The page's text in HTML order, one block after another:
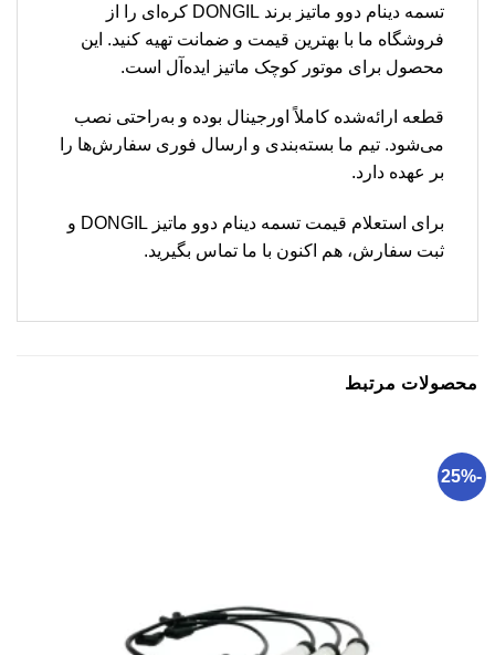
تسمه دینام دوو ماتیز برند DONGIL کره‌ای را از
فروشگاه ما با بهترین قیمت و ضمانت تهیه کنید. این
محصول برای موتور کوچک ماتیز ایده‌آل است.
قطعه ارائه‌شده کاملاً اورجینال بوده و به‌راحتی نصب
می‌شود. تیم ما بسته‌بندی و ارسال فوری سفارش‌ها را
بر عهده دارد.
برای استعلام قیمت تسمه دینام دوو ماتیز DONGIL و
ثبت سفارش، هم اکنون با ما تماس بگیرید.
محصولات مرتبط
-25%